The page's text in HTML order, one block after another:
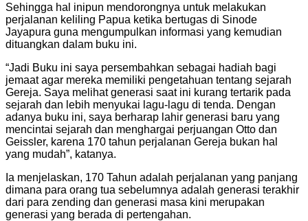
Sehingga hal inipun mendorongnya untuk melakukan
perjalanan keliling Papua ketika bertugas di Sinode
Jayapura guna mengumpulkan informasi yang kemudian
dituangkan dalam buku ini.
“Jadi Buku ini saya persembahkan sebagai hadiah bagi
jemaat agar mereka memiliki pengetahuan tentang sejarah
Gereja. Saya melihat generasi saat ini kurang tertarik pada
sejarah dan lebih menyukai lagu-lagu di tenda. Dengan
adanya buku ini, saya berharap lahir generasi baru yang
mencintai sejarah dan menghargai perjuangan Otto dan
Geissler, karena 170 tahun perjalanan Gereja bukan hal
yang mudah”, katanya.
Ia menjelaskan, 170 Tahun adalah perjalanan yang panjang
dimana para orang tua sebelumnya adalah generasi terakhir
dari para zending dan generasi masa kini merupakan
generasi yang berada di pertengahan.